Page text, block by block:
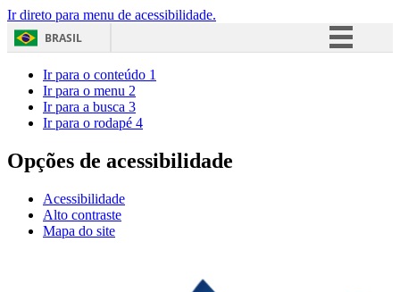
Ir direto para menu de acessibilidade.
BRASIL
Acesso à informação
Ir para o conteúdo 1
Ir para o menu 2
Ir para a busca 3
Ir para o rodapé 4
Opções de acessibilidade
Acessibilidade
Alto contraste
Mapa do site